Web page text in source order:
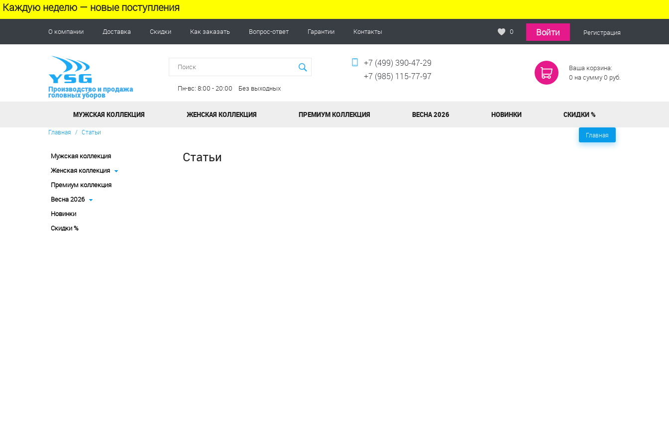
Каждую неделю — новые поступления
О компании Доставка Скидки Как заказать Вопрос-ответ Гарантии Контакты Войти Регистрация
0
Производство и продажа
головных уборов
Пн-вс: 8:00 - 20:00 Без выходных
+7 (499) 390-47-29
+7 (985) 115-77-97
Ваша корзина:
0 на сумму0 руб.
МУЖСКАЯ КОЛЛЕКЦИЯ ЖЕНСКАЯ КОЛЛЕКЦИЯ ПРЕМИУМ КОЛЛЕКЦИЯ ВЕСНА 2026 НОВИНКИ СКИДКИ %
Главная / Статьи Главная
Статьи
Мужская коллекция
Женская коллекция
Премиум коллекция
Весна 2026
Новинки
Скидки %